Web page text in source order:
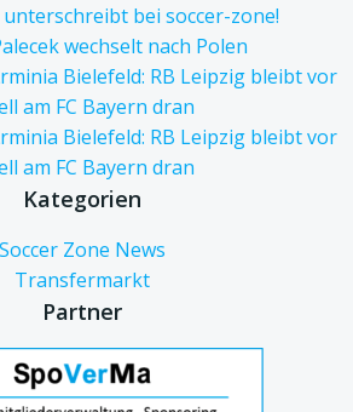
bei soccer-zone!
wechselt nach Polen
Bielefeld: RB Leipzig bleibt vor
am FC Bayern dran
Bielefeld: RB Leipzig bleibt vor
am FC Bayern dran
Kategorien
Soccer Zone News
Transfermarkt
Partner